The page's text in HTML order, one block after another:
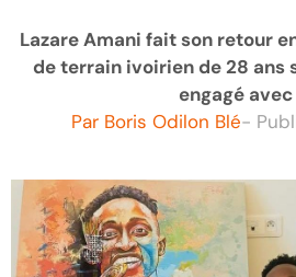
Lazare Amani fait son retour
de terrain ivoirien de 28 ans
engagé
Par Boris Odilon Blé-